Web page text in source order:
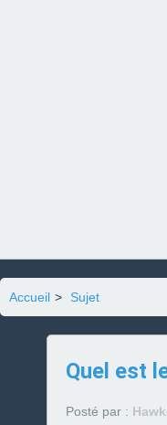
Accueil > Sujet
Quel est
Posté par :